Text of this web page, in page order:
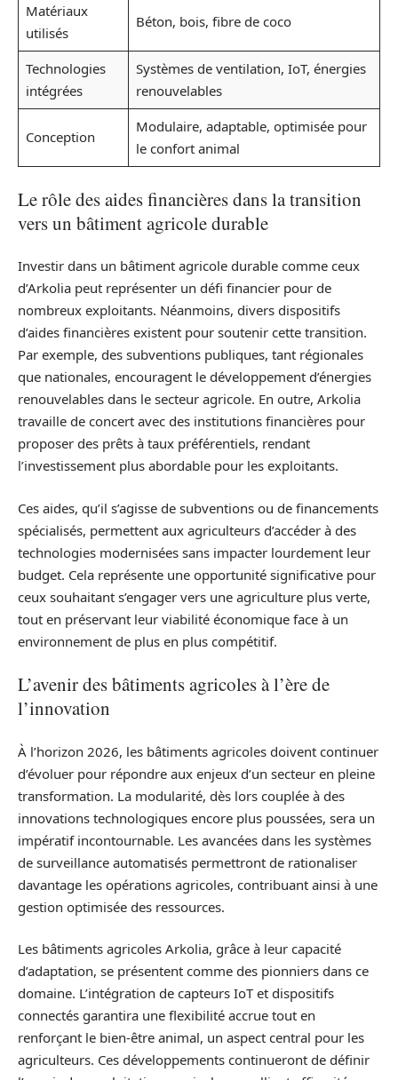
Matériaux
utilisés
Béton, bois, fibre de coco
Technologies
intégrées
Systèmes de ventilation, IoT, énergies
renouvelables
Conception
Modulaire, adaptable, optimisée pour
le confort animal
Le rôle des aides financières dans la transition
vers un bâtiment agricole durable
Investir dans un bâtiment agricole durable comme ceux
d’Arkolia peut représenter un défi financier pour de
nombreux exploitants. Néanmoins, divers dispositifs
d’aides financières existent pour soutenir cette transition.
Par exemple, des subventions publiques, tant régionales
que nationales, encouragent le développement d’énergies
renouvelables dans le secteur agricole. En outre, Arkolia
travaille de concert avec des institutions financières pour
proposer des prêts à taux préférentiels, rendant
l’investissement plus abordable pour les exploitants.
Ces aides, qu’il s’agisse de subventions ou de financements
spécialisés, permettent aux agriculteurs d’accéder à des
technologies modernisées sans impacter lourdement leur
budget. Cela représente une opportunité significative pour
ceux souhaitant s’engager vers une agriculture plus verte,
tout en préservant leur viabilité économique face à un
environnement de plus en plus compétitif.
L’avenir des bâtiments agricoles à l’ère de
l’innovation
À l’horizon 2026, les bâtiments agricoles doivent continuer
d’évoluer pour répondre aux enjeux d’un secteur en pleine
transformation. La modularité, dès lors couplée à des
innovations technologiques encore plus poussées, sera un
impératif incontournable. Les avancées dans les systèmes
de surveillance automatisés permettront de rationaliser
davantage les opérations agricoles, contribuant ainsi à une
gestion optimisée des ressources.
Les bâtiments agricoles Arkolia, grâce à leur capacité
d’adaptation, se présentent comme des pionniers dans ce
domaine. L’intégration de capteurs IoT et dispositifs
connectés garantira une flexibilité accrue tout en
renforçant le bien-être animal, un aspect central pour les
agriculteurs. Ces développements continueront de définir